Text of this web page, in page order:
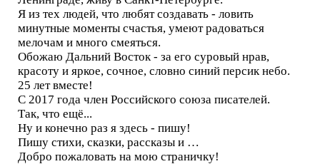
Я из тех людей, что любят создавать - ловить
минутные моменты счастья, умеют радоваться
мелочам и много смеяться.
Обожаю Дальний Восток - за его суровый нрав,
красоту и яркое, сочное, словно синий персик небо.
25 лет вместе!
С 2017 года член Российского союза писателей.
Так, что ещё...
Ну и конечно раз я здесь - пишу!
Пишу стихи, сказки, рассказы и …
Добро пожаловать на мою страничку!